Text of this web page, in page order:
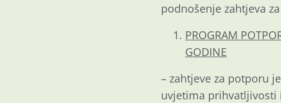
podnošenje zahtjeva
PROGRAM
GODINE
– zahtjeve za potporu
uvjetima prihvatljivosti